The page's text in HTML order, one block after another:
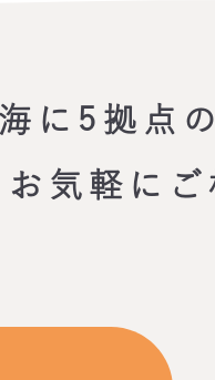
に5拠点
お気軽にご